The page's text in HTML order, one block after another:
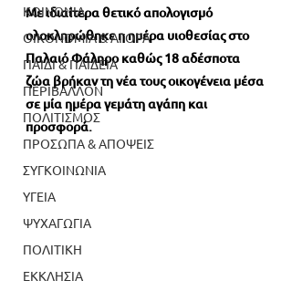
ΚΟΙΝΩΝΙΑ
ΟΙΚΟΝΟΜΙΑ & ΑΓΟΡΑ
ΠΑΙΔΙ & ΠΑΙΔΕΙΑ
ΠΕΡΙΒΑΛΛΟΝ
ΠΟΛΙΤΙΣΜΟΣ
ΠΡΟΣΩΠΑ & ΑΠΟΨΕΙΣ
ΣΥΓΚΟΙΝΩΝΙΑ
ΥΓΕΙΑ
ΨΥΧΑΓΩΓΙΑ
ΠΟΛΙΤΙΚΗ
ΕΚΚΛΗΣΙΑ
Με ιδιαίτερα θετικό απολογισμό
ολοκληρώθηκε η ημέρα υιοθεσίας στο
Παλαιό Φάληρο καθώς 18 αδέσποτα
ζώα βρήκαν τη νέα τους οικογένεια μέσα
σε μία ημέρα γεμάτη αγάπη και
προσφορά.